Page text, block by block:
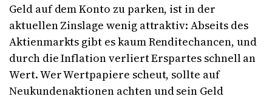
Geld auf dem Konto zu parken, ist in der
aktuellen Zinslage wenig attraktiv: Abseits des
Aktienmarkts gibt es kaum Renditechancen, und
durch die Inflation verliert Erspartes schnell an
Wert. Wer Wertpapiere scheut, sollte auf
Neukundenaktionen achten und sein Geld